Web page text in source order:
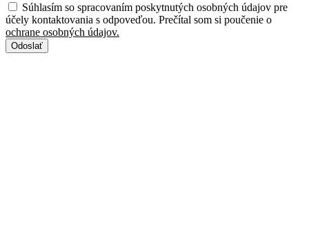
Súhlasím so spracovaním poskytnutých osobných údajov pre
účely kontaktovania s odpoveďou. Prečítal som si poučenie o
ochrane osobných údajov.
Odoslať